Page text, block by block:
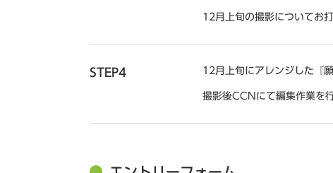
12月上旬の撮影についてお
STEP4 12月上旬にアレンジした『
撮影後CCNにて編集作業を